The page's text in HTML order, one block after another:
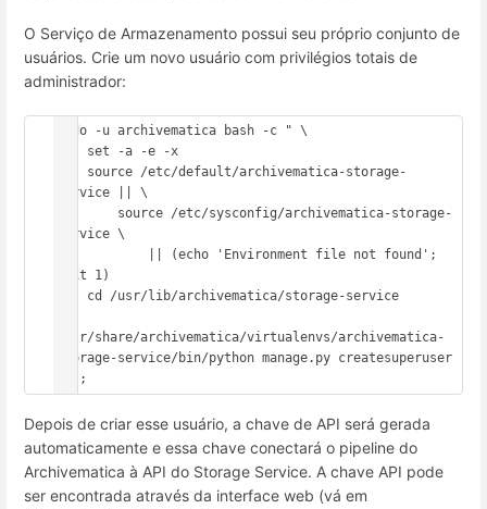
O Serviço de Armazenamento possui seu próprio conjunto de
usuários. Crie um novo usuário com privilégios totais de
administrador:
sudo -u archivematica bash -c " \
service || \
service \
exit 1)
/usr/share/archivematica/virtualenvs/archivematica-
storage-service/bin/python manage.py createsuperuser
  ";
Depois de criar esse usuário, a chave de API será gerada
automaticamente e essa chave conectará o pipeline do
Archivematica à API do Storage Service. A chave API pode
ser encontrada através da interface web (vá em